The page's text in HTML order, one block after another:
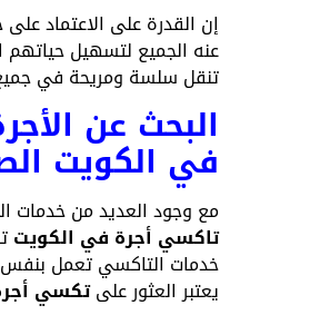
إن القدرة على الاعتماد
عنه الجميع لتسهيل
تنقل سلسة ومريحة في جميع
البحث عن
في الكويت
مع وجود العديد من خدمات
تاكسي أجرة في الكويت
خدمات التاكسي تعمل بنفس
يعتبر العثور علىتكسي